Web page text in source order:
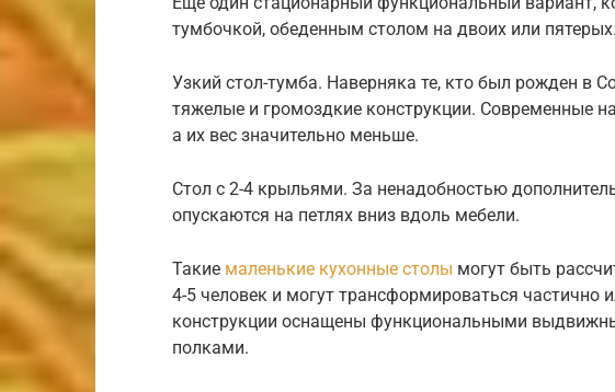
тумбочкой, обеденным столом на двоих или пятерых.
Узкий стол-тумба. Наверняка те, кто был рожден в
тяжелые и громоздкие конструкции. Современные
а их вес значительно меньше.
Стол с 2-4 крыльями. За ненадобностью
опускаются на петлях вниз вдоль мебели.
Такие маленькие кухонные столы могут быть
4-5 человек и могут трансформироваться частично
конструкции оснащены функциональными
полками.